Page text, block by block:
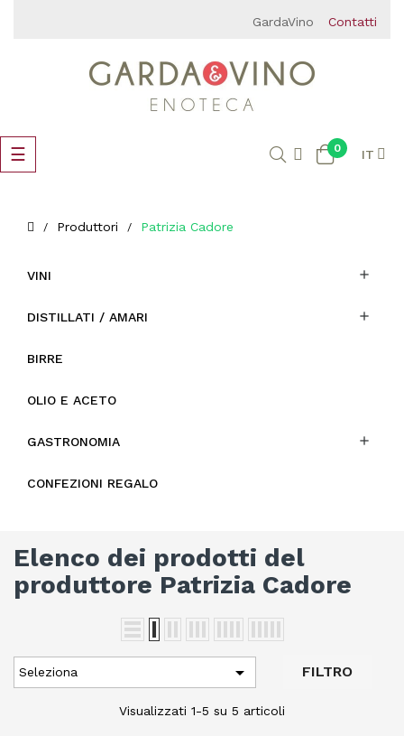
GardaVino Contatti
navigazione
Toggle
☰ 0 IT
Produttori Patrizia Cadore
VINI 
DISTILLATI / AMARI 
BIRRE
OLIO E ACETO
GASTRONOMIA 
CONFEZIONI REGALO
Elenco dei prodotti del
produttore Patrizia Cadore
Seleziona  FILTRO
Visualizzati 1-5 su 5 articoli